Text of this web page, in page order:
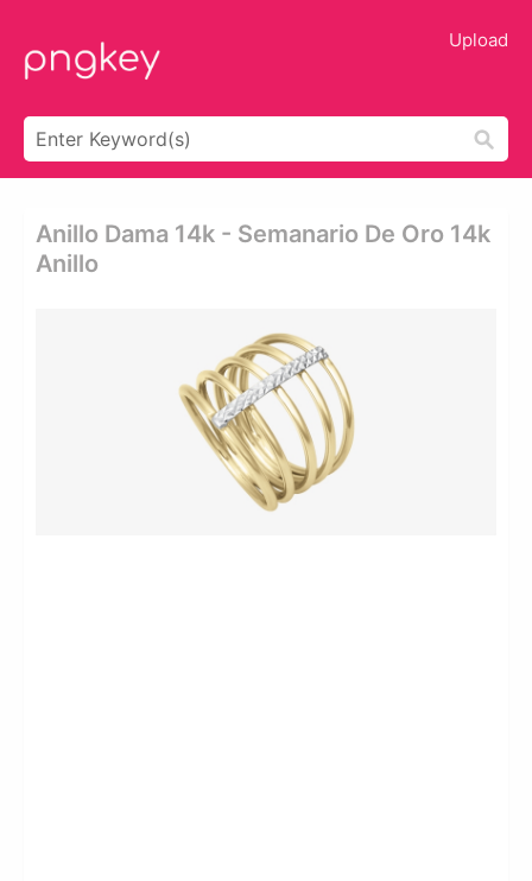
Upload
Anillo Dama 14k - Semanario De Oro 14k
Anillo